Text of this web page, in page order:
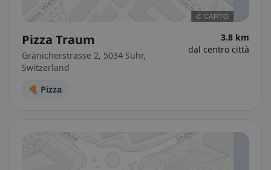
Pizza Traum
Gränicherstrasse 2, 5034 Suhr,
Switzerland
3.8 km
dal centro città
🍕 Pizza